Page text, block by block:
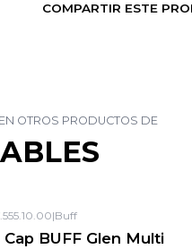
COMPARTIR ESTE
OTROS PRODUCTOS DE
|Buff
BUFF Glen Multi